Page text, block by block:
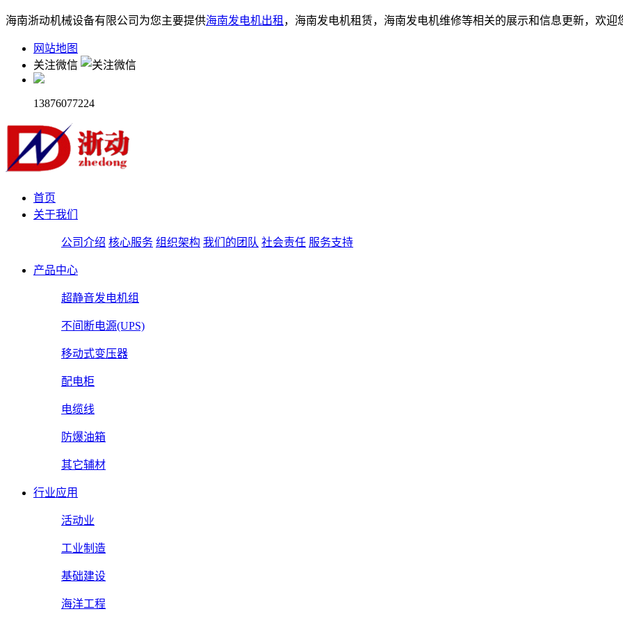
海南浙动机械设备有限公司为您主要提供海南发电机出租 ，海南发电机租赁，海南发电机维修等相关的展示和信息更新，欢迎
网站地图
关注微信
13876077224
首页
关于我们
公司介绍 核心服务 组织架构 我们的团队 社会责任 服务支持
产品中心
超静音发电机组
不间断电源(UPS)
移动式变压器
配电柜
电缆线
防爆油箱
其它辅材
行业应用
活动业
工业制造
基础建设
海洋工程